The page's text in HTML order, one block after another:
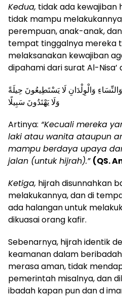
Kedua, tidak ada kewajiban
tidak mampu
perempuan, anak-anak,
tempat tinggalnya mereka
melaksanakan kewajiban
dipahami dari surat Al-Nisa’
وَالْوِلْدَانِ لَا يَسْتَطِيعُونَ حِيلَةً
وَلَا يَهْتَدُونَ سَبِيلًا
Artinya: “Kecuali mereka
laki atau wanita ataupun
mampu berdaya upaya
jalan (untuk hijrah).” (QS. A
Ketiga, hijrah disunnahkan
melakukannya, dan di
ada halangan untuk
dikuasai orang kafir.
Sebenarnya, hijrah identik
keamanan dalam
merasa aman, tidak
pemerintah misalnya, dan
ibadah kapan pun dan d